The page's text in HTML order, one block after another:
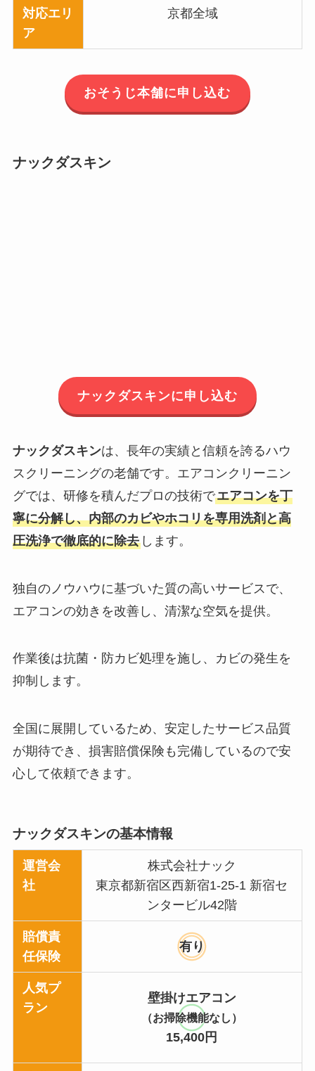
対応エリ
ア
京都全域
おそうじ本舗に申し込む
ナックダスキン
ナックダスキンに申し込む
ナックダスキンは、長年の実績と信頼を誇るハウ
スクリーニングの老舗です。エアコンクリーニン
グでは、研修を積んだプロの技術でエアコンを丁
寧に分解し、内部のカビやホコリを専用洗剤と高
圧洗浄で徹底的に除去します。
独自のノウハウに基づいた質の高いサービスで、
エアコンの効きを改善し、清潔な空気を提供。
作業後は抗菌・防カビ処理を施し、カビの発生を
抑制します。
全国に展開しているため、安定したサービス品質
が期待でき、損害賠償保険も完備しているので安
心して依頼できます。
ナックダスキンの基本情報
運営会
社
株式会社ナック
東京都新宿区西新宿1-25-1 新宿セ
ンタービル42階
賠償責
任保険
有り
人気プ
ラン
壁掛けエアコン
（お掃除機能なし）
15,400円